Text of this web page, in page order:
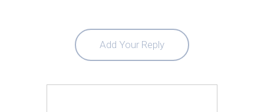
Add Your Reply